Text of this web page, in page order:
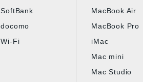
SoftBank
docomo
Wi-Fi
MacBook Air
MacBook Pro
iMac
Mac mini
Mac Studio